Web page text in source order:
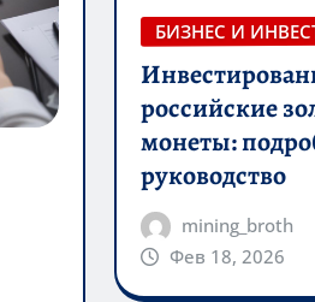
БИЗНЕС И
российские
монеты:
руководство
mining_broth
Фев 18, 2026